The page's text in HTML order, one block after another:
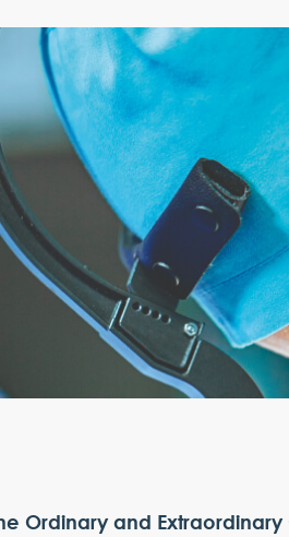
Ordinary and